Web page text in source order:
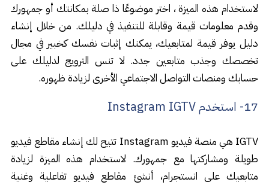
لاستخدام هذه الميزة ، اختر موضوعًا ذا صلة بمكانتك أو جمهورك
وقدم معلومات قيمة وقابلة للتنفيذ في دليلك. من خلال إنشاء
دليل يوفر قيمة لمتابعيك، يمكنك إثبات نفسك كخبير في مجال
تخصصك وجذب متابعين جدد. لا تنس الترويج لدليلك على
حسابك ومنصات التواصل الاجتماعي الأخرى لزيادة ظهوره.
17- استخدم Instagram IGTV
IGTV هي منصة فيديو Instagram تتيح لك إنشاء مقاطع فيديو
طويلة ومشاركتها مع جمهورك. لاستخدام هذه الميزة لزيادة
متابعيك على انستجرام، أنشئ مقاطع فيديو تفاعلية وغنية